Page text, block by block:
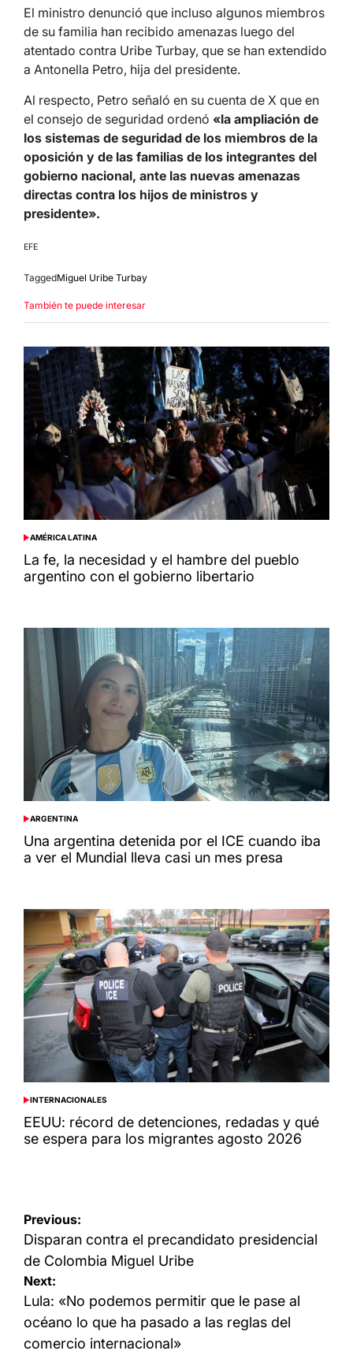
El ministro denunció que incluso algunos miembros
de su familia han recibido amenazas luego del
atentado contra Uribe Turbay, que se han extendido
a Antonella Petro, hija del presidente.
Al respecto, Petro señaló en su cuenta de X que en
el consejo de seguridad ordenó «la ampliación de
los sistemas de seguridad de los miembros de la
oposición y de las familias de los integrantes del
gobierno nacional, ante las nuevas amenazas
directas contra los hijos de ministros y
presidente».
EFE
TaggedMiguel Uribe Turbay
También te puede interesar
POSTED
IN
AMÉRICA LATINA
La fe, la necesidad y el hambre del pueblo
argentino con el gobierno libertario
POSTED
IN
ARGENTINA
Una argentina detenida por el ICE cuando iba
a ver el Mundial lleva casi un mes presa
POSTED
IN
INTERNACIONALES
EEUU: récord de detenciones, redadas y qué
se espera para los migrantes agosto 2026
Navegación
de
entradas
Previous:
Disparan contra el precandidato presidencial
de Colombia Miguel Uribe
Next:
Lula: «No podemos permitir que le pase al
océano lo que ha pasado a las reglas del
comercio internacional»